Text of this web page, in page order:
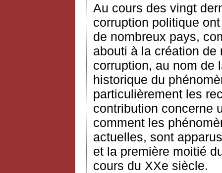
Au cours des vingt
corruption politique
de nombreux pays,
abouti à la création
corruption, au nom de
historique du
particulièrement les
contribution concerne
comment les
actuelles, sont
et la première moitié
cours du XXe siècle.